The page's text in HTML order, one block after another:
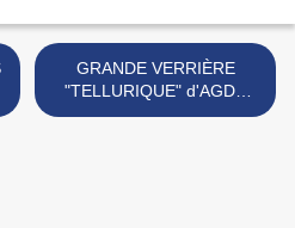
GRANDE VERRIÈRE
"TELLURIQUE" d'AGDE
2012 >